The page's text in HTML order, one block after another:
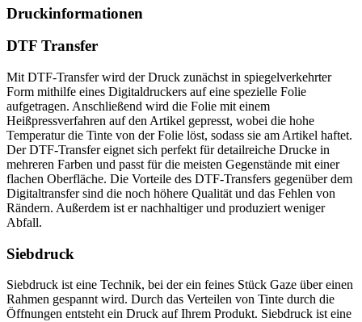
Druckinformationen
DTF Transfer
Mit DTF-Transfer wird der Druck zunächst in spiegelverkehrter
Form mithilfe eines Digitaldruckers auf eine spezielle Folie
aufgetragen. Anschließend wird die Folie mit einem
Heißpressverfahren auf den Artikel gepresst, wobei die hohe
Temperatur die Tinte von der Folie löst, sodass sie am Artikel haftet.
Der DTF-Transfer eignet sich perfekt für detailreiche Drucke in
mehreren Farben und passt für die meisten Gegenstände mit einer
flachen Oberfläche. Die Vorteile des DTF-Transfers gegenüber dem
Digitaltransfer sind die noch höhere Qualität und das Fehlen von
Rändern. Außerdem ist er nachhaltiger und produziert weniger
Abfall.
Siebdruck
Siebdruck ist eine Technik, bei der ein feines Stück Gaze über einen
Rahmen gespannt wird. Durch das Verteilen von Tinte durch die
Öffnungen entsteht ein Druck auf Ihrem Produkt. Siebdruck ist eine